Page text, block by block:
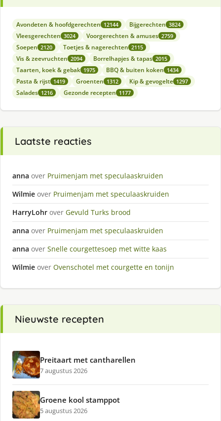
Avondeten & hoofdgerechten 12144 Bijgerechten 3824
Vleesgerechten 3024 Voorgerechten & amuses 2759
Soepen 2120 Toetjes & nagerechten 2115
Vis & zeevruchten 2094 Borrelhapjes & tapas 2015
Taarten, koek & gebak 1975 BBQ & buiten koken 1434
Pasta & rijst 1419 Groenten 1312 Kip & gevogelte 1297
Salades 1216 Gezonde recepten 1177
Laatste reacties
anna over Pruimenjam met speculaaskruiden
Wilmie over Pruimenjam met speculaaskruiden
HarryLohr over Gevuld Turks brood
anna over Pruimenjam met speculaaskruiden
anna over Snelle courgettesoep met witte kaas
Wilmie over Ovenschotel met courgette en tonijn
Nieuwste recepten
Preitaart met cantharellen
7 augustus 2026
Groene kool stamppot
5 augustus 2026